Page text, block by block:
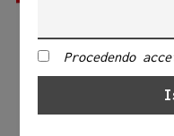
Procedendo